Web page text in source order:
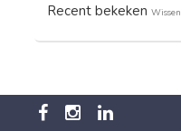
Recent bekeken Wissen